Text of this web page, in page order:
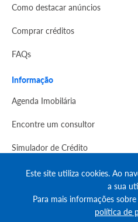
Como destacar anúncios
Comprar créditos
FAQs
Informação
Agenda Imobilária
Encontre um consultor
Simulador de Crédito
Pesquisa Certificados SCE
Redes sociais
Este site utiliza cookies. Ao
a sua
Para mais informações
política de